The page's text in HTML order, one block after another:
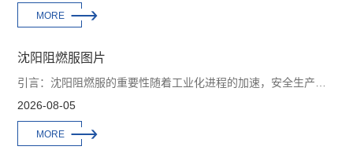
MORE 
沈阳阻燃服图片
2026-08-05
MORE 